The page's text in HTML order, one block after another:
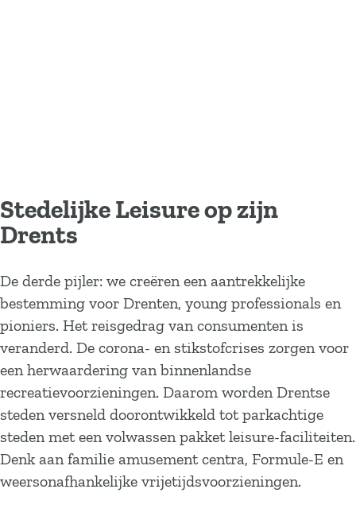
Stedelijke Leisure op zijn
Drents
De derde pijler: we creëren een aantrekkelijke
bestemming voor Drenten, young professionals en
pioniers. Het reisgedrag van consumenten is
veranderd. De corona- en stikstofcrises zorgen voor
een herwaardering van binnenlandse
recreatievoorzieningen. Daarom worden Drentse
steden versneld doorontwikkeld tot parkachtige
steden met een volwassen pakket leisure-faciliteiten.
Denk aan familie amusement centra, Formule-E en
weersonafhankelijke vrijetijdsvoorzieningen.